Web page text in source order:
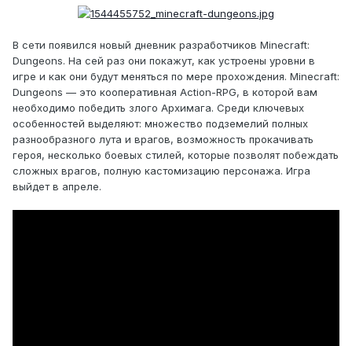
В сети появился новый дневник разработчиков Minecraft:
Dungeons. На сей раз они покажут, как устроены уровни в
игре и как они будут меняться по мере прохождения. Minecraft:
Dungeons — это кооперативная Action-RPG, в которой вам
необходимо победить злого Архимага. Среди ключевых
особенностей выделяют: множество подземелий полных
разнообразного лута и врагов, возможность прокачивать
героя, несколько боевых стилей, которые позволят побеждать
сложных врагов, полную кастомизацию персонажа. Игра
выйдет в апреле.